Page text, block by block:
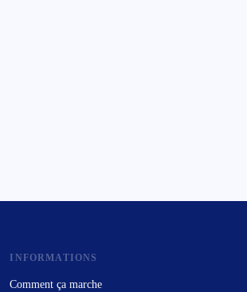
INFORMATIONS
Comment ça marche